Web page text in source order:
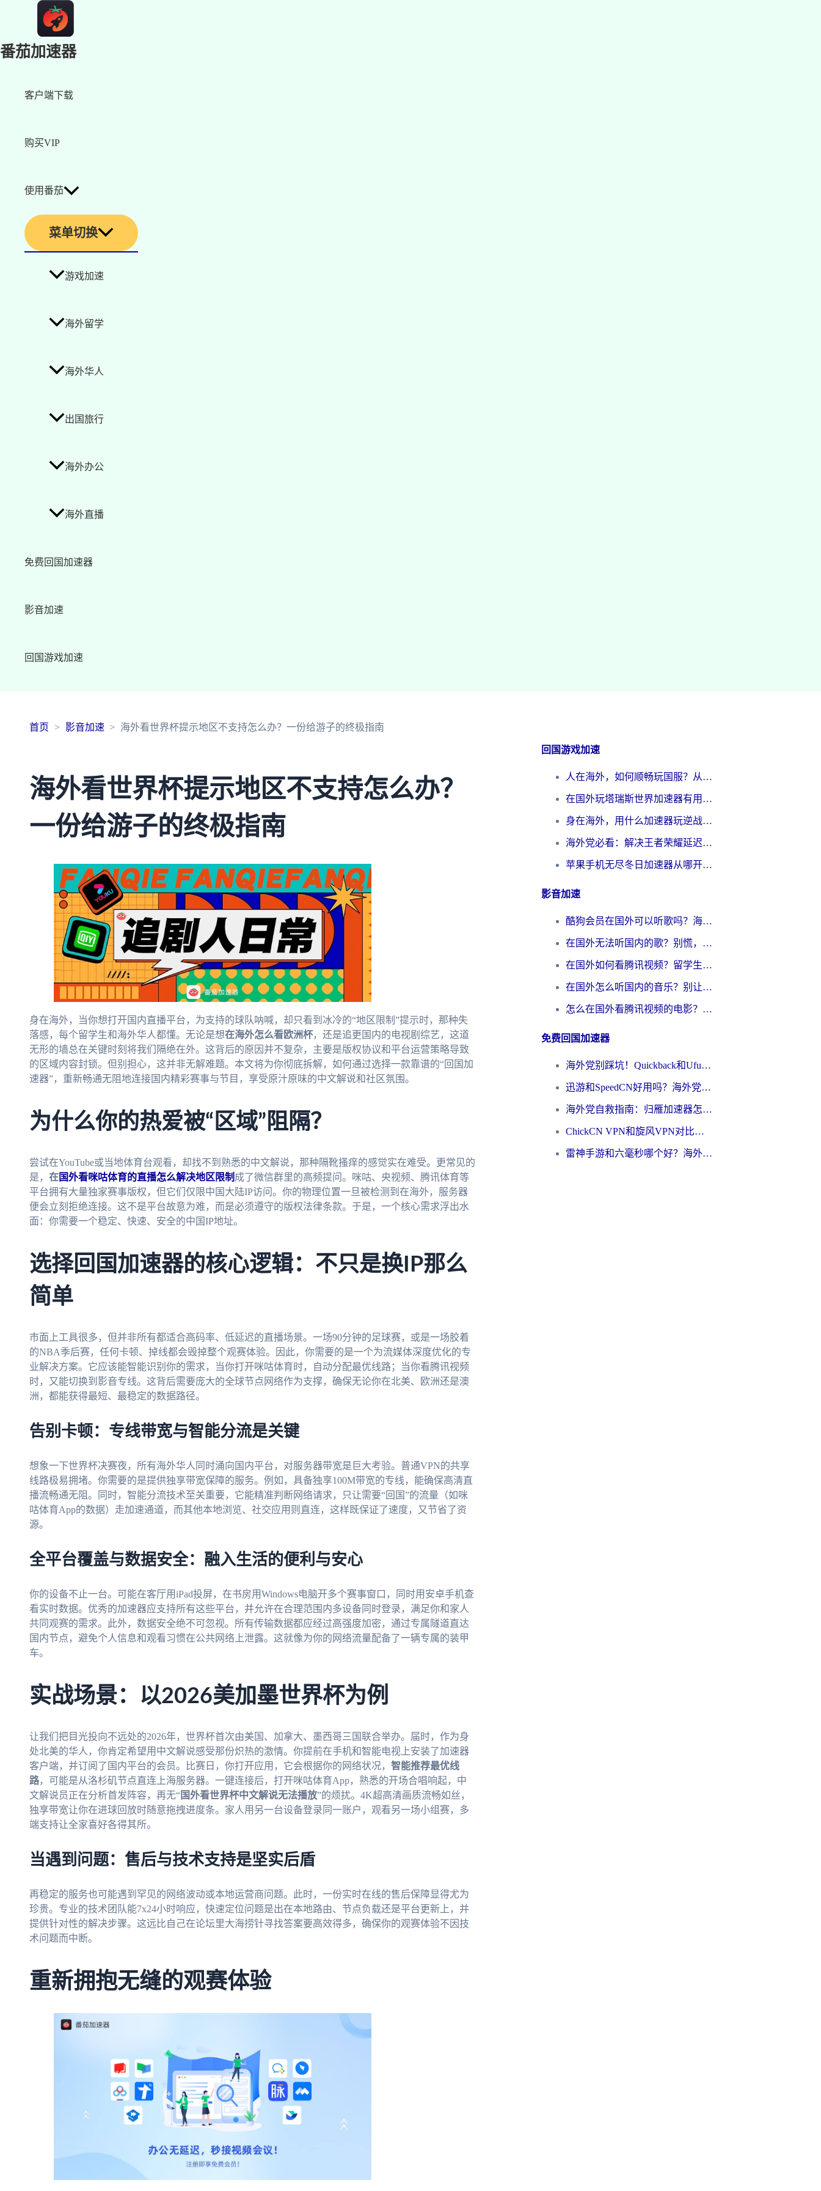
番茄加速器
客户端下载
购买VIP
使用番茄
菜单切换
游戏加速
海外留学
海外华人
出国旅行
海外办公
海外直播
免费回国加速器
影音加速
回国游戏加速
首页 影音加速 海外看世界杯提示地区不支持怎么办？一份给游子的终极指南
海外看世界杯提示地区不支持怎么办？
一份给游子的终极指南
身在海外，当你想打开国内直播平台，为支持的球队呐喊，却只看到冰冷的“地区限制”提示时，那种失
落感，每个留学生和海外华人都懂。无论是想在海外怎么看欧洲杯，还是追更国内的电视剧综艺，这道
无形的墙总在关键时刻将我们隔绝在外。这背后的原因并不复杂，主要是版权协议和平台运营策略导致
的区域内容封锁。但别担心，这并非无解难题。本文将为你彻底拆解，如何通过选择一款靠谱的“回国加
速器”，重新畅通无阻地连接国内精彩赛事与节目，享受原汁原味的中文解说和社区氛围。
为什么你的热爱被“区域”阻隔？
尝试在YouTube或当地体育台观看，却找不到熟悉的中文解说，那种隔靴搔痒的感觉实在难受。更常见的
是， 在国外看咪咕体育的直播怎么解决地区限制 成了微信群里的高频提问。咪咕、央视频、腾讯体育等
平台拥有大量独家赛事版权，但它们仅限中国大陆IP访问。你的物理位置一旦被检测到在海外，服务器
便会立刻拒绝连接。这不是平台故意为难，而是必须遵守的版权法律条款。于是，一个核心需求浮出水
面：你需要一个稳定、快速、安全的中国IP地址。
选择回国加速器的核心逻辑：不只是换IP那么
简单
市面上工具很多，但并非所有都适合高码率、低延迟的直播场景。一场90分钟的足球赛，或是一场胶着
的NBA季后赛，任何卡顿、掉线都会毁掉整个观赛体验。因此，你需要的是一个为流媒体深度优化的专
业解决方案。它应该能智能识别你的需求，当你打开咪咕体育时，自动分配最优线路；当你看腾讯视频
时，又能切换到影音专线。这背后需要庞大的全球节点网络作为支撑，确保无论你在北美、欧洲还是澳
洲，都能获得最短、最稳定的数据路径。
告别卡顿：专线带宽与智能分流是关键
想象一下世界杯决赛夜，所有海外华人同时涌向国内平台，对服务器带宽是巨大考验。普通VPN的共享
线路极易拥堵。你需要的是提供独享带宽保障的服务。例如，具备独享100M带宽的专线，能确保高清直
播流畅通无阻。同时，智能分流技术至关重要，它能精准判断网络请求，只让需要“回国”的流量（如咪
咕体育App的数据）走加速通道，而其他本地浏览、社交应用则直连，这样既保证了速度，又节省了资
源。
全平台覆盖与数据安全：融入生活的便利与安心
你的设备不止一台。可能在客厅用iPad投屏，在书房用Windows电脑开多个赛事窗口，同时用安卓手机查
看实时数据。优秀的加速器应支持所有这些平台，并允许在合理范围内多设备同时登录，满足你和家人
共同观赛的需求。此外，数据安全绝不可忽视。所有传输数据都应经过高强度加密，通过专属隧道直达
国内节点，避免个人信息和观看习惯在公共网络上泄露。这就像为你的网络流量配备了一辆专属的装甲
车。
实战场景：以2026美加墨世界杯为例
让我们把目光投向不远处的2026年，世界杯首次由美国、加拿大、墨西哥三国联合举办。届时，作为身
处北美的华人，你肯定希望用中文解说感受那份炽热的激情。你提前在手机和智能电视上安装了加速器
客户端，并订阅了国内平台的会员。比赛日，你打开应用，它会根据你的网络状况， 智能推荐最优线
路，可能是从洛杉矶节点直连上海服务器。一键连接后，打开咪咕体育App，熟悉的开场合唱响起，中
文解说员正在分析首发阵容，再无“国外看世界杯中文解说无法播放”的烦扰。4K超高清画质流畅如丝，
独享带宽让你在进球回放时随意拖拽进度条。家人用另一台设备登录同一账户，观看另一场小组赛，多
端支持让全家喜好各得其所。
当遇到问题：售后与技术支持是坚实后盾
再稳定的服务也可能遇到罕见的网络波动或本地运营商问题。此时，一份实时在线的售后保障显得尤为
珍贵。专业的技术团队能7x24小时响应，快速定位问题是出在本地路由、节点负载还是平台更新上，并
提供针对性的解决步骤。这远比自己在论坛里大海捞针寻找答案要高效得多，确保你的观赛体验不因技
术问题而中断。
重新拥抱无缝的观赛体验
回国游戏加速
人在海外，如何顺畅玩国服？从《王者荣耀》到《云图计划》的加速器终极指南
在国外玩塔瑞斯世界加速器有用吗？海外玩家亲测后的真实答案
身在海外，用什么加速器玩逆战才能告别延迟？
海外党必看：解决王者荣耀延迟的加速器终极指南——从EVE到猫和老鼠，一个工具全搞定
苹果手机无尽冬日加速器从哪开启？海外玩家的冬日生存指南
影音加速
酷狗会员在国外可以听歌吗？海外党亲测有效：3步解决音乐权限难题
在国外无法听国内的歌？别慌，这样操作就能畅听QQ音乐（附亲测加速器推荐）
在国外如何看腾讯视频？留学生亲测有效的回国加速方案
在国外怎么听国内的音乐？别让版权限制断了你的华语歌单
怎么在国外看腾讯视频的电影？海外党亲测有效的回国加速指南
免费回国加速器
海外党别踩坑！Quickback和UfunR好用吗？选对回国加速器才能无缝刷国内资源
迅游和SpeedCN好用吗？海外党如何破解那道看不见的墙
海外党自救指南：归雁加速器怎么样？教你避开坑实现国内资源无缝访问
ChickCN VPN和旋风VPN对比哪个回国效果更好？海外用户的选择困境与出路
雷神手游和六毫秒哪个好？海外党如何真正解锁国内资源